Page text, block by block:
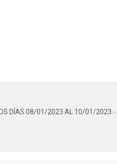
LOS DÍAS 08/01/2023 AL 10/01/2023.-.